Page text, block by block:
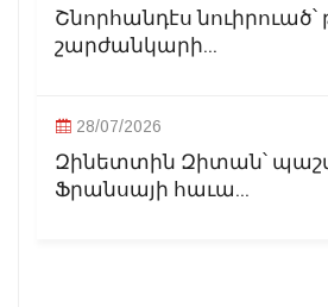
Շնորհանդէս
շարժանկարի...
28/07/2026
Զինետտին Զիտան՝
Ֆրանսայի հաւա...